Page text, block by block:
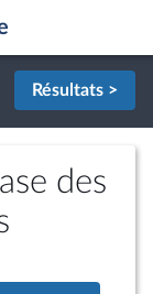
Résultats >
des